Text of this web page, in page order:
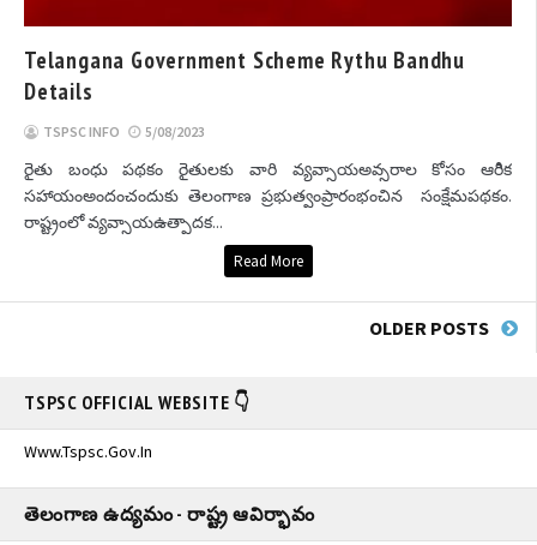
Telangana Government Scheme Rythu Bandhu
Details
TSPSC INFO 5/08/2023
రైతు బంధు పథకం రైతులకు వారి వ్యవ్సాయఅవ్సరాల కోసం ఆరిిక
సహాయంఅందంచందుకు తెలంగాణ ప్రభుత్వంప్రారంభంచిన సంక్షేమపథకం.
రాష్ట్రంలో వ్యవ్సాయఉత్పాదక...
Read More
OLDER POSTS
TSPSC OFFICIAL WEBSITE 👇
Www.tspsc.gov.in
తెలంగాణ ఉద్యమం - రాష్ట్ర ఆవిర్భావం